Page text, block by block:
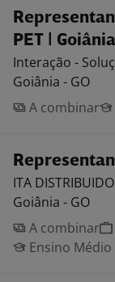
PET | Goiânia
Interação -
Goiânia - GO
A combinar
ITA
Goiânia - GO
A combinar
Ensino Médio